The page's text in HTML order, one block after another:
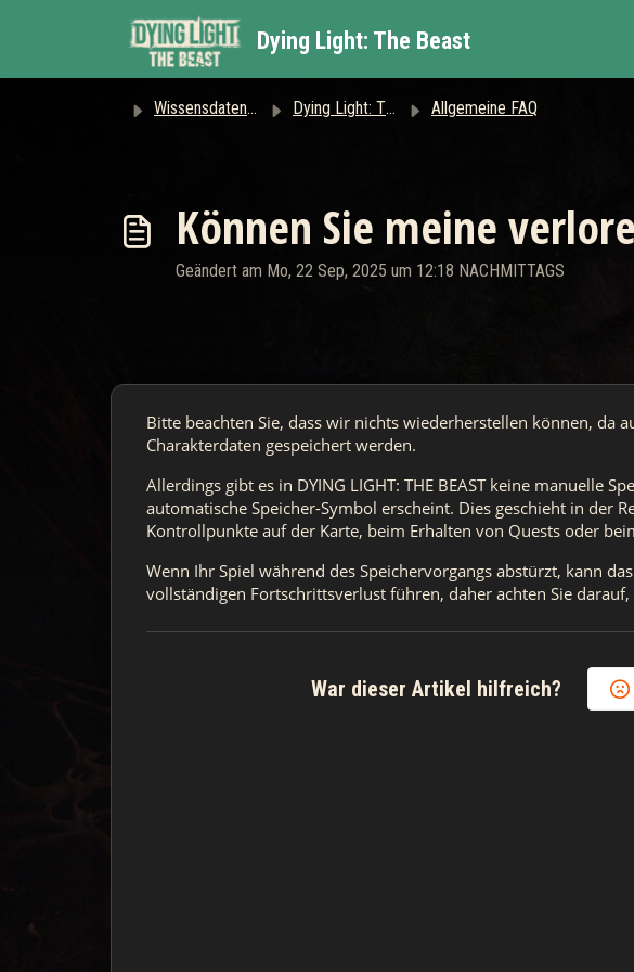
Dying Light: The Beast
Wissensdatenbank Dying Light: The Beast Allgemeine FAQ
Können Sie meine
Geändert am Mo, 22 Sep, 2025 um 12:18 NACHMITTAGS
Bitte beachten Sie, dass wir nichts wiederherstellen können, da
Charakterdaten gespeichert werden.
Allerdings gibt es in DYING LIGHT: THE BEAST keine manuelle
automatische Speicher-Symbol erscheint. Dies geschieht in der
Kontrollpunkte auf der Karte, beim Erhalten von Quests oder
Wenn Ihr Spiel während des Speichervorgangs abstürzt, kann
vollständigen Fortschrittsverlust führen, daher achten Sie
War dieser Artikel hilfreich?